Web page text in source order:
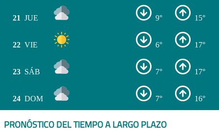
21 JUE 9° 15°
22 VIE 6° 17°
23 SÁB 7° 17°
24 DOM 7° 16°
PRONÓSTICO DEL TIEMPO A LARGO PLAZO